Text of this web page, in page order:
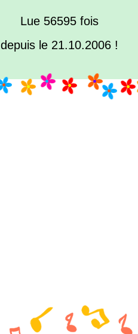
Lue 56595 fois
depuis le 21.10.2006 !